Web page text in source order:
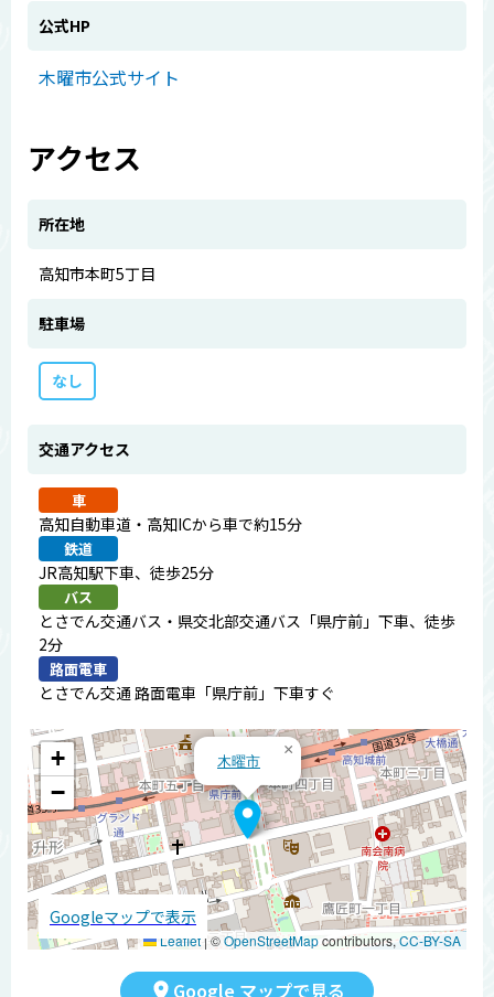
公式HP
木曜市公式サイト
アクセス
所在地
高知市本町5丁目
駐車場
なし
交通アクセス
車
高知自動車道・高知ICから車で約15分
鉄道
JR高知駅下車、徒歩25分
バス
とさでん交通バス・県交北部交通バス「県庁前」下車、徒歩
2分
路面電車
とさでん交通 路面電車「県庁前」下車すぐ
木曜市
×
+
−
Leaflet |©OpenStreetMapcontributors,CC-BY-SA
Googleマップで表示
Google マップで見る